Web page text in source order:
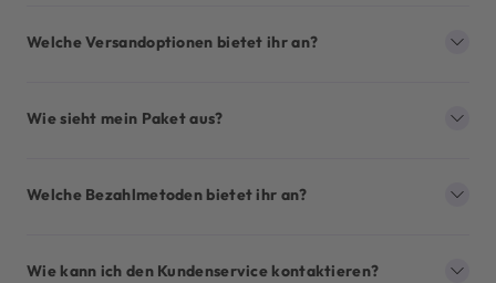
Welche Versandoptionen bietet ihr an?
Wie sieht mein Paket aus?
Welche Bezahlmetoden bietet ihr an?
Wie kann ich den Kundenservice kontaktieren?